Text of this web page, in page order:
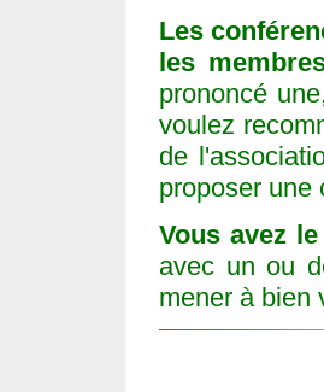
Les
les
prononcé
voulez
de
proposer
Vous avez
avec un ou
mener à bien